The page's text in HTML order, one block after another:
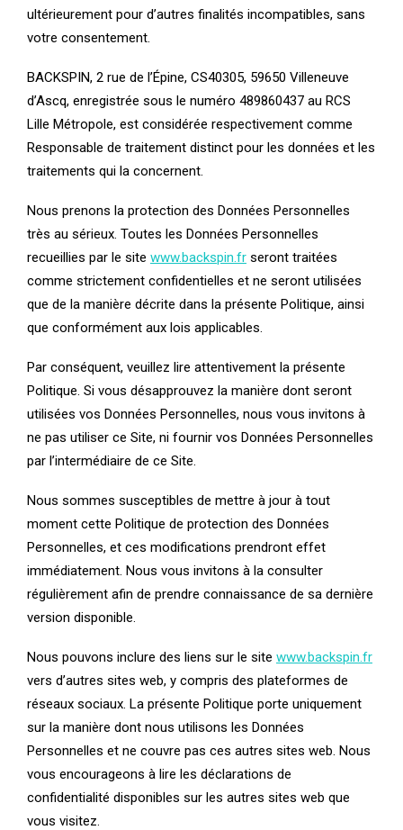
ultérieurement pour d’autres finalités incompatibles, sans
votre consentement.
BACKSPIN, 2 rue de l’Épine, CS40305, 59650 Villeneuve
d’Ascq, enregistrée sous le numéro 489860437 au RCS
Lille Métropole, est considérée respectivement comme
Responsable de traitement distinct pour les données et les
traitements qui la concernent.
Nous prenons la protection des Données Personnelles
très au sérieux. Toutes les Données Personnelles
recueillies par le site www.backspin.fr seront traitées
comme strictement confidentielles et ne seront utilisées
que de la manière décrite dans la présente Politique, ainsi
que conformément aux lois applicables.
Par conséquent, veuillez lire attentivement la présente
Politique. Si vous désapprouvez la manière dont seront
utilisées vos Données Personnelles, nous vous invitons à
ne pas utiliser ce Site, ni fournir vos Données Personnelles
par l’intermédiaire de ce Site.
Nous sommes susceptibles de mettre à jour à tout
moment cette Politique de protection des Données
Personnelles, et ces modifications prendront effet
immédiatement. Nous vous invitons à la consulter
régulièrement afin de prendre connaissance de sa dernière
version disponible.
Nous pouvons inclure des liens sur le site www.backspin.fr
vers d’autres sites web, y compris des plateformes de
réseaux sociaux. La présente Politique porte uniquement
sur la manière dont nous utilisons les Données
Personnelles et ne couvre pas ces autres sites web. Nous
vous encourageons à lire les déclarations de
confidentialité disponibles sur les autres sites web que
vous visitez.